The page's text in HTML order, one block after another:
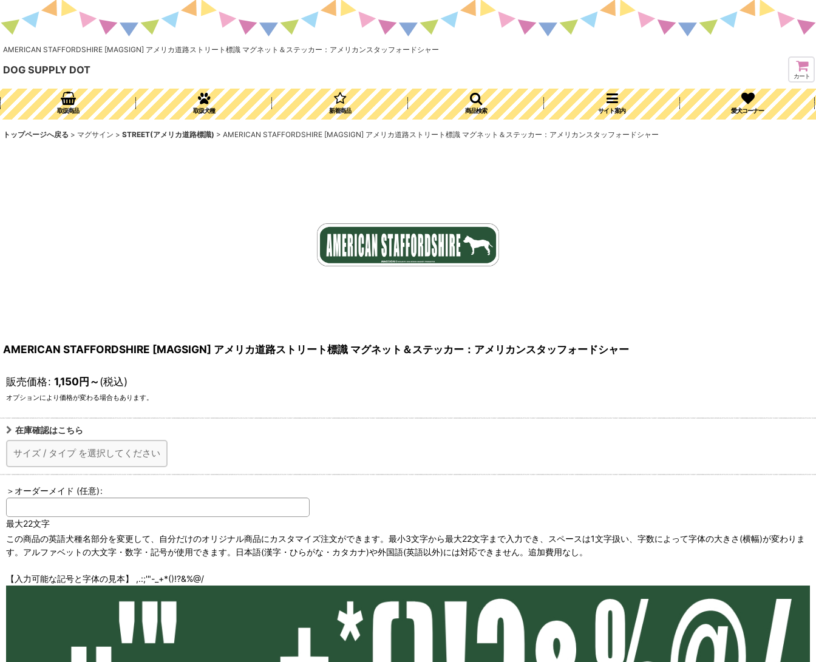
AMERICAN STAFFORDSHIRE [MAGSIGN] アメリカ道路ストリート標識 マグネット＆ステッカー：アメリカンスタッフォードシャー
DOG SUPPLY DOT
カート
取扱商品 取扱犬種 新着商品 商品検索 サイト案内 愛犬コーナー
トップページへ戻る > マグサイン > STREET(アメリカ道路標識) > AMERICAN STAFFORDSHIRE [MAGSIGN] アメリカ道路ストリート標識 マグネット＆ステッカー：アメリカンスタッフォードシャー
AMERICAN STAFFORDSHIRE [MAGSIGN] アメリカ道路ストリート標識 マグネット＆ステッカー：アメリカンスタッフォードシャー
販売価格: 1,150円～(税込)
オプションにより価格が変わる場合もあります。
在庫確認はこちら
サイズ / タイプ を選択してください
＞オーダーメイド (任意):
最大22文字
この商品の英語犬種名部分を変更して、自分だけのオリジナル商品にカスタマイズ注文ができます。最小3文字から最大22文字まで入力でき、スペースは1文字扱い、字数によって字体の大きさ(横幅)が変わりま
す。アルファベットの大文字・数字・記号が使用できます。日本語(漢字・ひらがな・カタカナ)や外国語(英語以外)には対応できません。追加費用なし。
【入力可能な記号と字体の見本】 ,.:;'"-_+*()!?&%@/